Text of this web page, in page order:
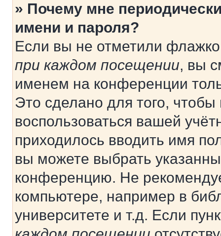
» Почему мне
имени и пароля?
Если вы не отметили
при каждом посещении, вы
именем на конференции
Это сделано для того, чтобы
воспользоваться вашей
приходилось вводить имя
вы можете выбрать
конференцию. Не
компьютере, например в
университете и т.д. Если